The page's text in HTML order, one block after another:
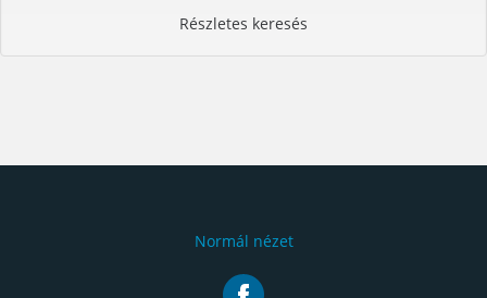
Részletes keresés
Normál nézet